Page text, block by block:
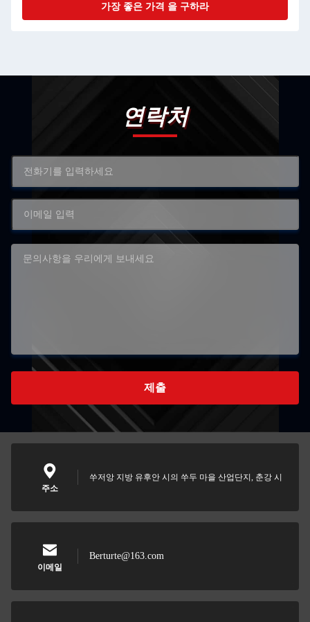
가장 좋은 가격 을 구하라
연락처
제출
주소
쑤저앙 지방 유후안 시의 쑤두 마을 산업단지, 춘강 시
이메일
Berturte@163.com